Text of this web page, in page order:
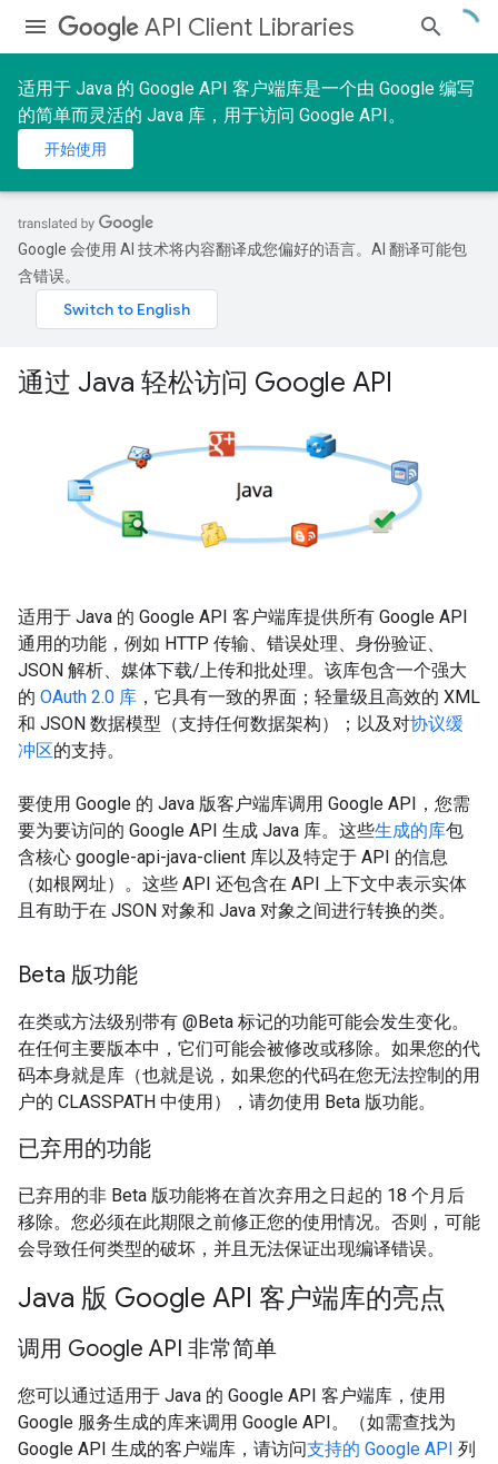
API Client Libraries
适用于 Java 的 Google API 客户端库是一个由 Google 编写
的简单而灵活的 Java 库，用于访问 Google API。
开始使用
Google 会使用 AI 技术将内容翻译成您偏好的语言。AI 翻译可能包
含错误。
通过 Java 轻松访问 Google API
适用于 Java 的 Google API 客户端库提供所有 Google API
通用的功能，例如 HTTP 传输、错误处理、身份验证、
JSON 解析、媒体下载/上传和批处理。该库包含一个强大
的 OAuth 2.0 库 ，它具有一致的界面；轻量级且高效的 XML
和 JSON 数据模型（支持任何数据架构）；以及对协议缓
冲区的支持。
要使用 Google 的 Java 版客户端库调用 Google API，您需
要为要访问的 Google API 生成 Java 库。这些生成的库包
含核心 google-api-java-client 库以及特定于 API 的信息
（如根网址）。这些 API 还包含在 API 上下文中表示实体
且有助于在 JSON 对象和 Java 对象之间进行转换的类。
Beta 版功能
在类或方法级别带有 @Beta 标记的功能可能会发生变化。
在任何主要版本中，它们可能会被修改或移除。如果您的代
码本身就是库（也就是说，如果您的代码在您无法控制的用
户的 CLASSPATH 中使用），请勿使用 Beta 版功能。
已弃用的功能
已弃用的非 Beta 版功能将在首次弃用之日起的 18 个月后
移除。您必须在此期限之前修正您的使用情况。否则，可能
会导致任何类型的破坏，并且无法保证出现编译错误。
Java 版 Google API 客户端库的亮点
调用 Google API 非常简单
您可以通过适用于 Java 的 Google API 客户端库，使用
Google 服务生成的库来调用 Google API。（如需查找为
Google API 生成的客户端库，请访问支持的 Google API 列